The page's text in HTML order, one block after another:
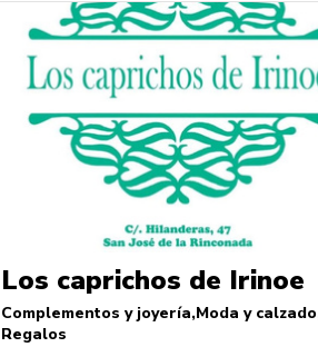
Los caprichos de Irinoe
Complementos y joyería Moda y calzado
Regalos